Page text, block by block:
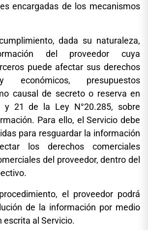
encargadas de los mecanismos
dada su naturaleza,
del proveedor cuya
puede afectar sus derechos
económicos, presupuestos
causal de secreto o reserva en
y 21 de la Ley N°20.285, sobre
Para ello, el Servicio debe
para resguardar la información
los derechos comerciales
del proveedor, dentro del
el proveedor podrá
de la información por medio
escrita al Servicio.